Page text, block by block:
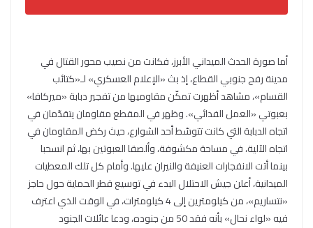
أما صورة الحدث الميداني الأبرز، فكانت من نصيب محور القتال في
مدينة رفح جنوبي القطاع، إذ بث «الإعلام العسكري» لـ«كتائب
القسام»، مشاهد أظهرت تمكّن مقاوميها من تفجير دبابة «ميركافا»
بعبوتي «العمل الفدائي». وظهر في المقطع مقاومان يتقدّمان في
اتجاه الدبابة التي كانت تتوسّط أحد الشوارع، حيث ركض المقاومان في
اتجاه الآلية، في مساحة مكشوفة، وألصقا العبوتين بها، ثم انسحبا
بينما أتت الانفجارات العنيفة والنيران عليها. وأمام كل تلك المعطيات
الميدانية، أعلن جيش الاحتلال البدء في توسيع قطر الحماية حول حاجز
«نتساريم»، من كيلومترين إلى 4 كيلومترات، في الوقت الذي اعترف
فيه «لواء نحال» بأنه فقد 50 من جنوده، ودعا عائلات الجنود